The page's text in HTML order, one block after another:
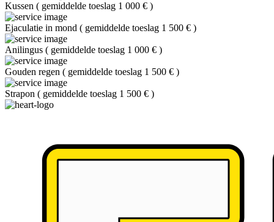
Kussen ( gemiddelde toeslag 1 000 € )
Ejaculatie in mond ( gemiddelde toeslag 1 500 € )
Anilingus ( gemiddelde toeslag 1 000 € )
Gouden regen ( gemiddelde toeslag 1 500 € )
Strapon ( gemiddelde toeslag 1 500 € )